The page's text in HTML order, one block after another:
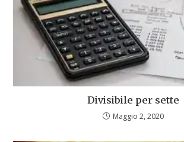
Divisibile per sette
Maggio 2, 2020